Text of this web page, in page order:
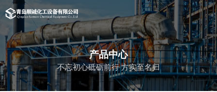
产品中心
不忘初心砥砺前行 方实至名归